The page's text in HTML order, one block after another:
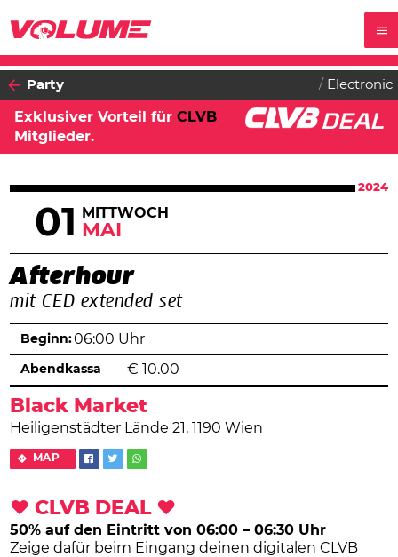
Party Electronic
Exklusiver Vorteil für CLVB
Mitglieder.
2024
01 MITTWOCH
MAI
Afterhour
mit CED extended set
Black Market
Heiligenstädter Lände 21, 1190 Wien
MAP
❤ CLVB DEAL ❤
50% auf den Eintritt von 06:00 – 06:30 Uhr
Zeige dafür beim Eingang deinen digitalen CLVB
Beginn:06:00 Uhr
Abendkassa € 10.00